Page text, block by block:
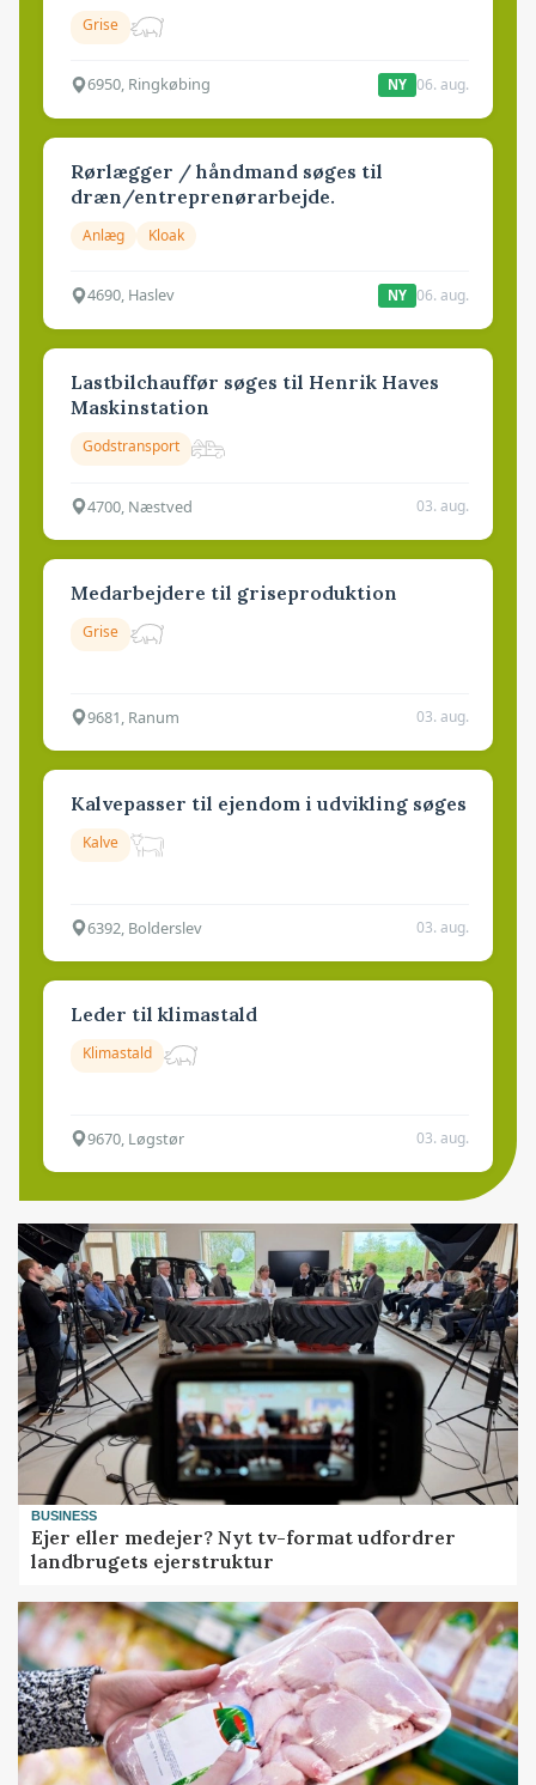
Grise
6950, Ringkøbing NY 06. aug.
Rørlægger / håndmand søges til
dræn/entreprenørarbejde.
Anlæg Kloak
4690, Haslev NY 06. aug.
Lastbilchauffør søges til Henrik Haves
Maskinstation
Godstransport
4700, Næstved 03. aug.
Medarbejdere til griseproduktion
Grise
9681, Ranum 03. aug.
Kalvepasser til ejendom i udvikling søges
Kalve
6392, Bolderslev 03. aug.
Leder til klimastald
Klimastald
9670, Løgstør 03. aug.
BUSINESS
Ejer eller medejer? Nyt tv-format udfordrer
landbrugets ejerstruktur